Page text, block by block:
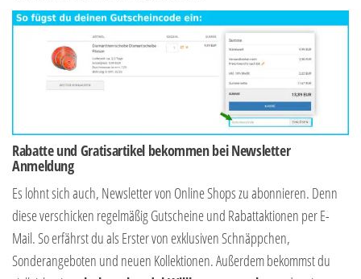
Rabatte und Gratisartikel bekommen bei Newsletter
Anmeldung
Es lohnt sich auch, Newsletter von Online Shops zu abonnieren. Denn
diese verschicken regelmäßig Gutscheine und Rabattaktionen per E-
Mail. So erfährst du als Erster von exklusiven Schnäppchen,
Sonderangeboten und neuen Kollektionen. Außerdem bekommst du